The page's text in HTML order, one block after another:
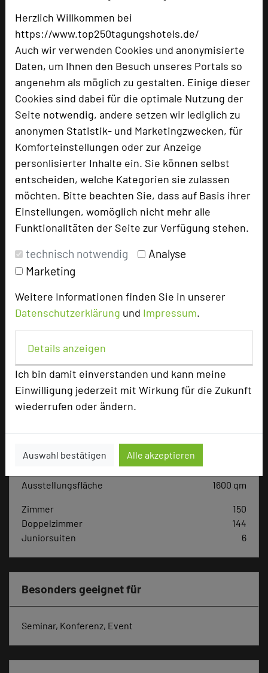
Herzlich Willkommen bei
https://www.top250tagungshotels.de/
Auch wir verwenden Cookies und anonymisierte
Daten, um Ihnen den Besuch unseres Portals so
angenehm als möglich zu gestalten. Einige dieser
Cookies sind dabei für die optimale Nutzung der
Seite notwendig, andere setzen wir lediglich zu
anonymen Statistik- und Marketingzwecken, für
Komforteinstellungen oder zur Anzeige
personlisierter Inhalte ein. Sie können selbst
entscheiden, welche Kategorien sie zulassen
möchten. Bitte beachten Sie, dass auf Basis ihrer
Einstellungen, womöglich nicht mehr alle
Funktionalitäten der Seite zur Verfügung stehen.
technisch notwendig
Analyse
Marketing
Weitere Informationen finden Sie in unserer
Datenschutzerklärung und Impressum.
Details anzeigen
Ich bin damit einverstanden und kann meine
Einwilligung jederzeit mit Wirkung für die Zukunft
wiederrufen oder ändern.
Auswahl bestätigen Alle akzeptieren
Meiser Design Hotel
Neue Allee 4
91550 Dinkelsbühl
phone +49 9851 529170-6670
mail Email
language Homepage
zur Tagungsanfrage hinzufügen
Bewertung
Hoteldaten
Max. Tagungskapazität (Personen)
Parlamentarisch
180
Tagungsräume
Ausstellungsfläche 1600 qm
Zimmer
150
Doppelzimmer
144
Juniorsuiten
6
Besonders geeignet für
Seminar, Konferenz, Event